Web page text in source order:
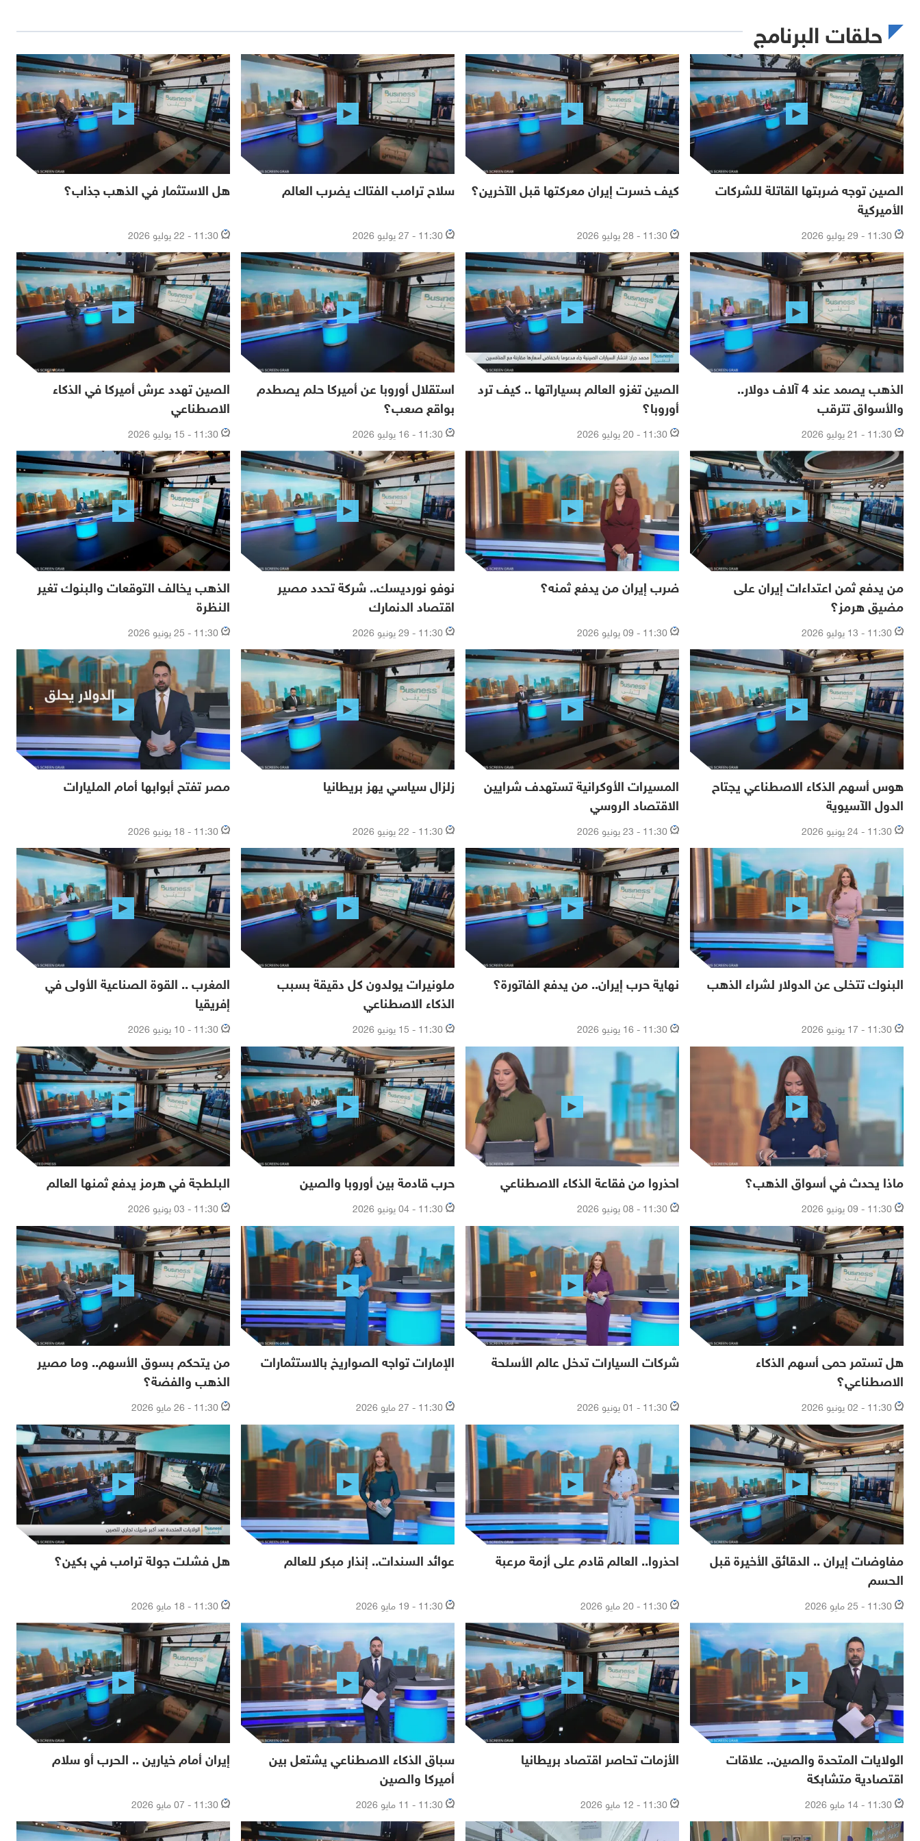
حلقات البرنامج
الصين توجه ضربتها القاتلة للشركات
الأميركية
11:30 - 29 يوليو 2026
كيف خسرت إيران معركتها قبل الآخرين؟
11:30 - 28 يوليو 2026
سلاح ترامب الفتاك يضرب العالم
11:30 - 27 يوليو 2026
هل الاستثمار في الذهب جذاب؟
11:30 - 22 يوليو 2026
الذهب يصمد عند 4 آلاف دولار..
والأسواق تترقب
11:30 - 21 يوليو 2026
الصين تغزو العالم بسياراتها .. كيف ترد
أوروبا؟
11:30 - 20 يوليو 2026
استقلال أوروبا عن أميركا حلم يصطدم
بواقع صعب؟
11:30 - 16 يوليو 2026
الصين تهدد عرش أميركا في الذكاء
الاصطناعي
11:30 - 15 يوليو 2026
من يدفع ثمن اعتداءات إيران على
مضيق هرمز؟
11:30 - 13 يوليو 2026
ضرب إيران من يدفع ثمنه؟
11:30 - 09 يوليو 2026
نوفو نورديسك.. شركة تحدد مصير
اقتصاد الدنمارك
11:30 - 29 يونيو 2026
الذهب يخالف التوقعات والبنوك تغير
النظرة
11:30 - 25 يونيو 2026
هوس أسهم الذكاء الاصطناعي يجتاح
الدول الآسيوية
11:30 - 24 يونيو 2026
المسيرات الأوكرانية تستهدف شرايين
الاقتصاد الروسي
11:30 - 23 يونيو 2026
زلزال سياسي يهز بريطانيا
11:30 - 22 يونيو 2026
مصر تفتح أبوابها أمام المليارات
11:30 - 18 يونيو 2026
البنوك تتخلى عن الدولار لشراء الذهب
11:30 - 17 يونيو 2026
نهاية حرب إيران.. من يدفع الفاتورة؟
11:30 - 16 يونيو 2026
ملونيرات يولدون كل دقيقة بسبب
الذكاء الاصطناعي
11:30 - 15 يونيو 2026
المغرب .. القوة الصناعية الأولى في
إفريقيا
11:30 - 10 يونيو 2026
ماذا يحدث في أسواق الذهب؟
11:30 - 09 يونيو 2026
احذروا من فقاعة الذكاء الاصطناعي
11:30 - 08 يونيو 2026
حرب قادمة بين أوروبا والصين
11:30 - 04 يونيو 2026
البلطجة في هرمز يدفع ثمنها العالم
11:30 - 03 يونيو 2026
هل تستمر حمى أسهم الذكاء
الاصطناعي؟
11:30 - 02 يونيو 2026
شركات السيارات تدخل عالم الأسلحة
11:30 - 01 يونيو 2026
الإمارات تواجه الصواريخ بالاستثمارات
11:30 - 27 مايو 2026
من يتحكم بسوق الأسهم.. وما مصير
الذهب والفضة؟
11:30 - 26 مايو 2026
مفاوضات إيران .. الدقائق الأخيرة قبل
الحسم
11:30 - 25 مايو 2026
احذروا.. العالم قادم على أزمة مرعبة
11:30 - 20 مايو 2026
عوائد السندات.. إنذار مبكر للعالم
11:30 - 19 مايو 2026
هل فشلت جولة ترامب في بكين؟
11:30 - 18 مايو 2026
الولايات المتحدة والصين.. علاقات
اقتصادية متشابكة
11:30 - 14 مايو 2026
الأزمات تحاصر اقتصاد بريطانيا
11:30 - 12 مايو 2026
سباق الذكاء الاصطناعي يشتعل بين
أميركا والصين
11:30 - 11 مايو 2026
إيران أمام خيارين .. الحرب أو سلام
11:30 - 07 مايو 2026